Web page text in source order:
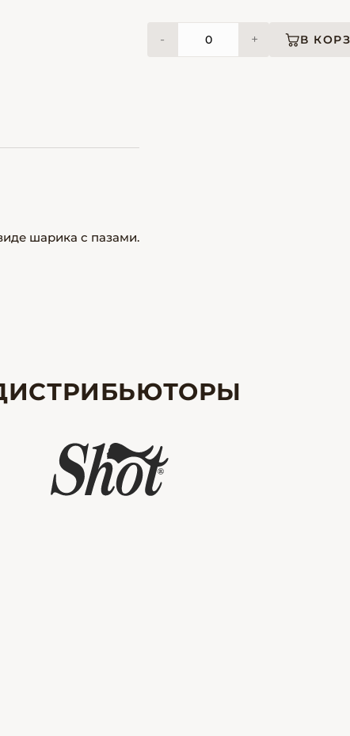
- + В
шарика с пазами.